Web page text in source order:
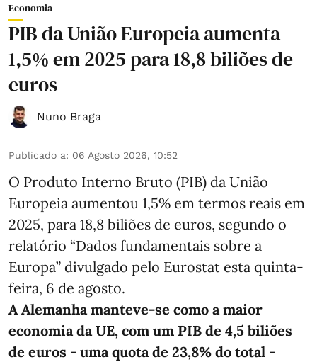
Economia
PIB da União Europeia aumenta
1,5% em 2025 para 18,8 biliões de
euros
Nuno Braga
Publicado a: 06 Agosto 2026, 10:52
O Produto Interno Bruto (PIB) da União
Europeia aumentou 1,5% em termos reais em
2025, para 18,8 biliões de euros, segundo o
relatório “Dados fundamentais sobre a
Europa” divulgado pelo Eurostat esta quinta-
feira, 6 de agosto.
A Alemanha manteve‑se como a maior
economia da UE, com um PIB de 4,5 biliões
de euros - uma quota de 23,8% do total -